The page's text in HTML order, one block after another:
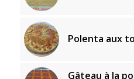
Polenta aux
Gâteau à la